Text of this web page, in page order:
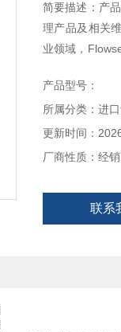
简要描述：产
理产品及相关
业领域，
电力，石油和
产品型号：
所属分类：进
更新时间：
厂商性质：经
联系